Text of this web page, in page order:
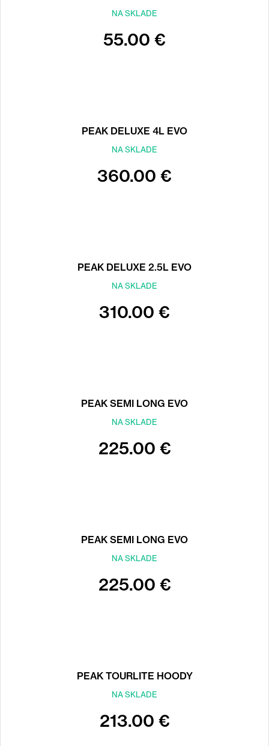
NA SKLADE
55.00 €
PEAK DELUXE 4L EVO
NA SKLADE
360.00 €
PEAK DELUXE 2.5L EVO
NA SKLADE
310.00 €
PEAK SEMI LONG EVO
NA SKLADE
225.00 €
PEAK SEMI LONG EVO
NA SKLADE
225.00 €
PEAK TOURLITE HOODY
NA SKLADE
213.00 €